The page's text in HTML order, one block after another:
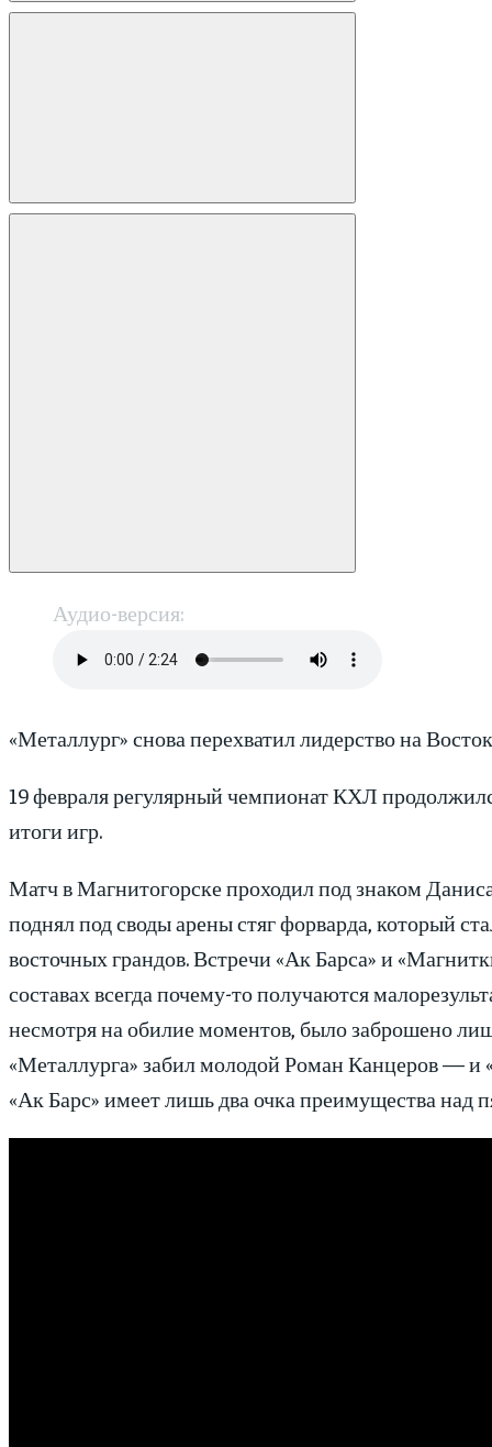
Аудио-версия:
«Металлург» снова перехватил лидерство на
19 февраля регулярный чемпионат КХЛ
итоги игр.
Матч в Магнитогорске проходил под знаком
поднял под своды арены стяг форварда, который
восточных грандов. Встречи «Ак Барса» и
составах всегда почему-то получаются
несмотря на обилие моментов, было заброшено
«Металлурга» забил молодой Роман Канцеров — и
«Ак Барс» имеет лишь два очка преимущества над